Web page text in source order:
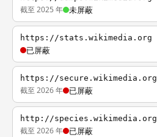
截至 2025 年 未屏蔽
https://stats.wikimedia.org
已屏蔽
https://secure.wikimedia.org
截至 2026 年 已屏蔽
http://species.wikimedia.org
截至 2026 年 已屏蔽